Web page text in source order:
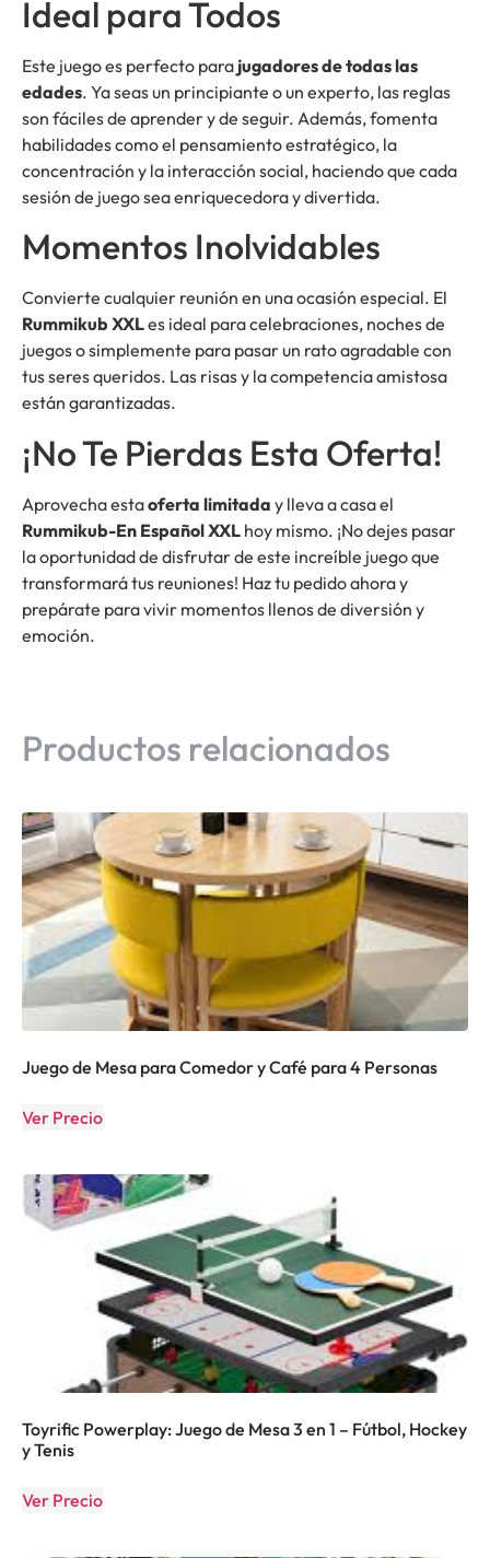
Ideal para Todos
Este juego es perfecto para jugadores de todas las
edades. Ya seas un principiante o un experto, las reglas
son fáciles de aprender y de seguir. Además, fomenta
habilidades como el pensamiento estratégico, la
concentración y la interacción social, haciendo que cada
sesión de juego sea enriquecedora y divertida.
Momentos Inolvidables
Convierte cualquier reunión en una ocasión especial. El
Rummikub XXLes ideal para celebraciones, noches de
juegos o simplemente para pasar un rato agradable con
tus seres queridos. Las risas y la competencia amistosa
están garantizadas.
¡No Te Pierdas Esta Oferta!
Aprovecha estaoferta limitada y lleva a casa el
Rummikub-En Español XXL hoy mismo. ¡No dejes pasar
la oportunidad de disfrutar de este increíble juego que
transformará tus reuniones! Haz tu pedido ahora y
prepárate para vivir momentos llenos de diversión y
emoción.
Productos relacionados
Juego de Mesa para Comedor y Café para 4 Personas
Ver Precio
Toyrific Powerplay: Juego de Mesa 3 en 1 – Fútbol, Hockey
y Tenis
Ver Precio